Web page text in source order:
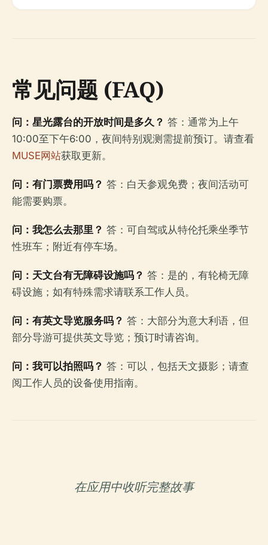
常见问题 (FAQ)
问：星光露台的开放时间是多久？ 答：通常为上午
10:00至下午6:00，夜间特别观测需提前预订。请查看
MUSE网站获取更新。
问：有门票费用吗？ 答：白天参观免费；夜间活动可
能需要购票。
问：我怎么去那里？ 答：可自驾或从特伦托乘坐季节
性班车；附近有停车场。
问：天文台有无障碍设施吗？ 答：是的，有轮椅无障
碍设施；如有特殊需求请联系工作人员。
问：有英文导览服务吗？ 答：大部分为意大利语，但
部分导游可提供英文导览；预订时请咨询。
问：我可以拍照吗？ 答：可以，包括天文摄影；请查
阅工作人员的设备使用指南。
在应用中收听完整故事